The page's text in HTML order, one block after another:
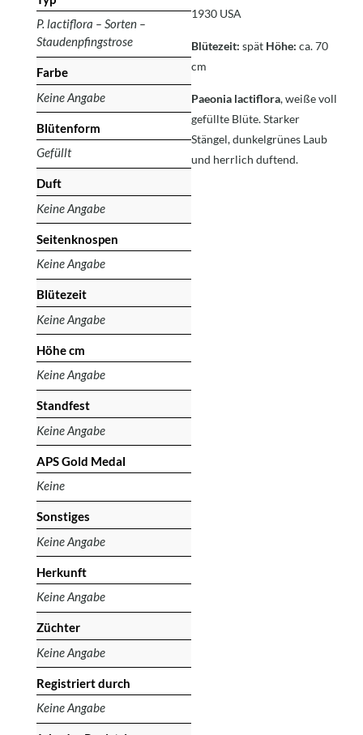
P. lactiflora – Sorten –
Staudenpfingstrose
Farbe
Keine Angabe
Blütenform
Gefüllt
Duft
Keine Angabe
Seitenknospen
Keine Angabe
Blütezeit
Keine Angabe
Höhe cm
Keine Angabe
Standfest
Keine Angabe
APS Gold Medal
Keine
Sonstiges
Keine Angabe
Herkunft
Keine Angabe
Züchter
Keine Angabe
Registriert durch
Keine Angabe
1930 USA
Blütezeit: spät Höhe: ca. 70
cm
Paeonia lactiflora, weiße voll
gefüllte Blüte. Starker
Stängel, dunkelgrünes Laub
und herrlich duftend.